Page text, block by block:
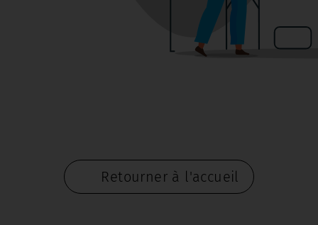
Retourner à l'accueil